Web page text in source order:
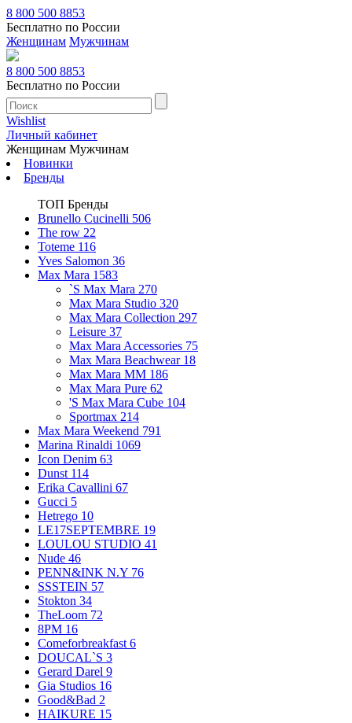
8 800 500 8853
Бесплатно по России
Женщинам Мужчинам
8 800 500 8853
Бесплатно по России
Wishlist
Личный кабинет
Женщинам Мужчинам
Новинки
Бренды
ТОП Бренды
Brunello Cucinelli 506
The row 22
Toteme 116
Yves Salomon 36
Max Mara 1583
`S Max Mara 270
Max Mara Studio 320
Max Mara Collection 297
Leisure 37
Max Mara Accessories 75
Max Mara Beachwear 18
Max Mara MM 186
Max Mara Pure 62
'S Max Mara Cube 104
Sportmax 214
Max Mara Weekend 791
Marina Rinaldi 1069
Icon Denim 63
Dunst 114
Erika Cavallini 67
Gucci 5
Hetrego 10
LE17SEPTEMBRE 19
LOULOU STUDIO 41
Nude 46
PENN&INK N.Y 76
SSSTEIN 57
Stokton 34
TheLoom 72
8PM 16
Comeforbreakfast 6
DOUCAL`S 3
Gerard Darel 9
Gia Studios 16
Good&Bad 2
HAIKURE 15